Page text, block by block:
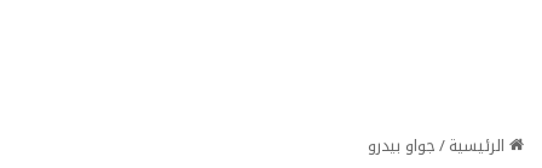
الرئيسية/جواو بيدرو